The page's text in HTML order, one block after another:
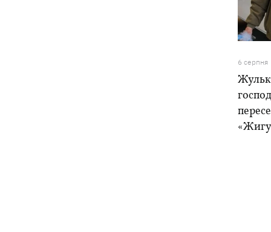
6 серпня